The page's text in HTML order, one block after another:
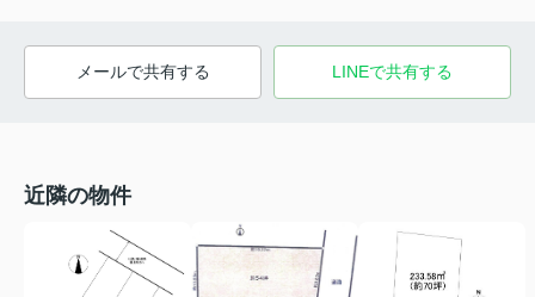
メールで共有する LINEで共有する
近隣の物件